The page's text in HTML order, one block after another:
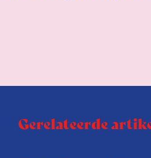
Gerelateerde